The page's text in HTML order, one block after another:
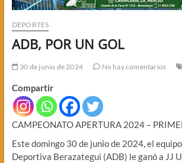
DEPORTES
ADB, POR UN GOL
30 de junio de 2024 No hay comentarios
Compartir
CAMPEONATO APERTURA 2024 –
Este domingo 30 de junio de 2024, el
Deportiva Berazategui (ADB) le ganó a JJ